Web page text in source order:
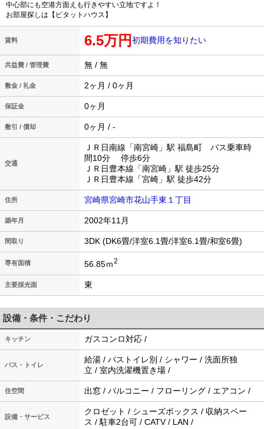
中心部にも空港方面えも行きやすい立地ですよ！
お部屋探しは【ピタットハウス】
賃料 6.5万円 初期費用を知りたい
共益費 / 管理費 無 / 無
敷金 / 礼金 2ヶ月 / 0ヶ月
保証金 0ヶ月
敷引 / 償却 0ヶ月 / -
交通
ＪＲ日南線「南宮崎」駅 福島町 バス乗車時
間10分 停歩6分
ＪＲ日豊本線「南宮崎」駅 徒歩25分
ＪＲ日豊本線「宮崎」駅 徒歩42分
住所 宮崎県宮崎市花山手東１丁目
築年月 2002年11月
間取り 3DK (DK6畳/洋室6.1畳/洋室6.1畳/和室6畳)
専有面積 56.85ｍ2
主要採光面 東
設備・条件・こだわり
キッチン ガスコンロ対応 /
バス・トイレ
給湯 / バストイレ別 / シャワー / 洗面所独
立 / 室内洗濯機置き場 /
住空間 出窓 / バルコニー / フローリング / エアコン /
設備・サービス
クロゼット / シューズボックス / 収納スペー
ス / 駐車2台可 / CATV / LAN /